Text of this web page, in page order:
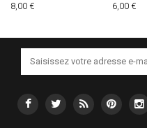
8,00 € 6,00 €